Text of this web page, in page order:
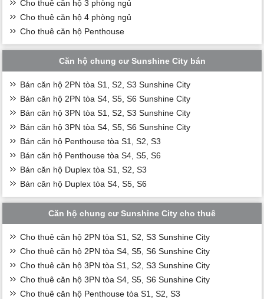
Cho thuê căn hộ 3 phòng ngủ
Cho thuê căn hộ 4 phòng ngủ
Cho thuê căn hộ Penthouse
Căn hộ chung cư Sunshine City bán
Bán căn hộ 2PN tòa S1, S2, S3 Sunshine City
Bán căn hộ 2PN tòa S4, S5, S6 Sunshine City
Bán căn hộ 3PN tòa S1, S2, S3 Sunshine City
Bán căn hộ 3PN tòa S4, S5, S6 Sunshine City
Bán căn hộ Penthouse tòa S1, S2, S3
Bán căn hộ Penthouse tòa S4, S5, S6
Bán căn hộ Duplex tòa S1, S2, S3
Bán căn hộ Duplex tòa S4, S5, S6
Căn hộ chung cư Sunshine City cho thuê
Cho thuê căn hộ 2PN tòa S1, S2, S3 Sunshine City
Cho thuê căn hộ 2PN tòa S4, S5, S6 Sunshine City
Cho thuê căn hộ 3PN tòa S1, S2, S3 Sunshine City
Cho thuê căn hộ 3PN tòa S4, S5, S6 Sunshine City
Cho thuê căn hộ Penthouse tòa S1, S2, S3